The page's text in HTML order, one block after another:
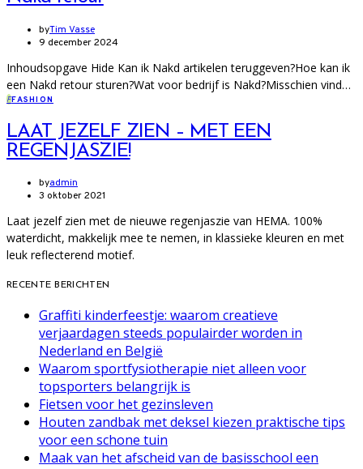
byTim Vasse
9 december 2024
Inhoudsopgave Hide Kan ik Nakd artikelen teruggeven?Hoe kan ik
een Nakd retour sturen?Wat voor bedrijf is Nakd?Misschien vind…
FFASHION
LAAT JEZELF ZIEN – MET EEN
REGENJASZIE!
byadmin
3 oktober 2021
Laat jezelf zien met de nieuwe regenjaszie van HEMA. 100%
waterdicht, makkelijk mee te nemen, in klassieke kleuren en met
leuk reflecterend motief.
RECENTE BERICHTEN
Graffiti kinderfeestje: waarom creatieve
verjaardagen steeds populairder worden in
Nederland en België
Waarom sportfysiotherapie niet alleen voor
topsporters belangrijk is
Fietsen voor het gezinsleven
Houten zandbak met deksel kiezen praktische tips
voor een schone tuin
Maak van het afscheid van de basisschool een